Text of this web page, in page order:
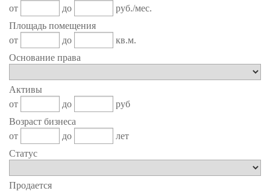
от
до
руб./мес.
Площадь помещения
от
до
кв.м.
Основание права
Активы
от
до
руб
Возраст бизнеса
от
до
лет
Статус
Продается